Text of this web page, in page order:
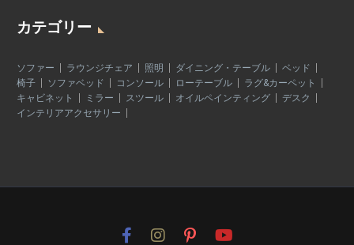
カテゴリー
ソファー ラウンジチェア 照明 ダイニング・テーブル
ベッド
椅子
ソファベッド コンソール ローテーブル
ラグ&カーペット
キャビネット
ミラー スツール オイルペインティング
デスク
インテリアアクセサリー